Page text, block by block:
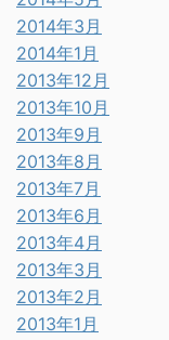
2014年3月
2014年1月
2013年12月
2013年10月
2013年9月
2013年8月
2013年7月
2013年6月
2013年4月
2013年3月
2013年2月
2013年1月